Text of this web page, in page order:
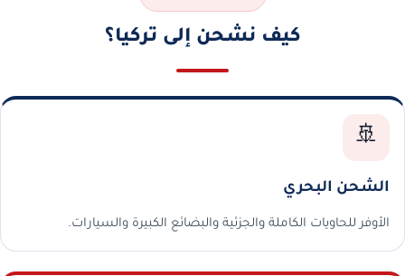
كيف نشحن إلى تركيا؟
🚢
الشحن البحري
الأوفر للحاويات الكاملة والجزئية والبضائع الكبيرة والسيارات.